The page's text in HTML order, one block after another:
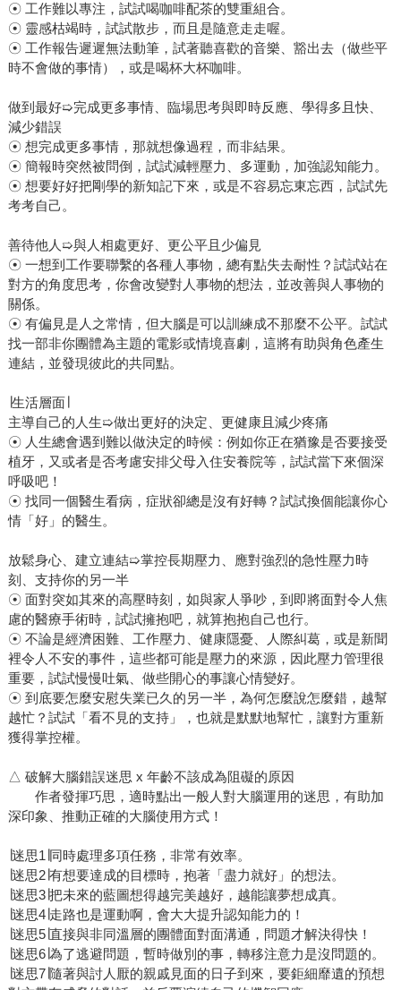
☉ 工作難以專注，試試喝咖啡配茶的雙重組合。
☉ 靈感枯竭時，試試散步，而且是隨意走走喔。
☉ 工作報告遲遲無法動筆，試著聽喜歡的音樂、豁出去（做些平
時不會做的事情），或是喝杯大杯咖啡。
做到最好➯完成更多事情、臨場思考與即時反應、學得多且快、
減少錯誤
☉ 想完成更多事情，那就想像過程，而非結果。
☉ 簡報時突然被問倒，試試減輕壓力、多運動，加強認知能力。
☉ 想要好好把剛學的新知記下來，或是不容易忘東忘西，試試先
考考自己。
善待他人➯與人相處更好、更公平且少偏見
☉ 一想到工作要聯繫的各種人事物，總有點失去耐性？試試站在
對方的角度思考，你會改變對人事物的想法，並改善與人事物的
關係。
☉ 有偏見是人之常情，但大腦是可以訓練成不那麼不公平。試試
找一部非你團體為主題的電影或情境喜劇，這將有助與角色產生
連結，並發現彼此的共同點。
∣生活層面∣
主導自己的人生➯做出更好的決定、更健康且減少疼痛
☉ 人生總會遇到難以做決定的時候：例如你正在猶豫是否要接受
植牙，又或者是否考慮安排父母入住安養院等，試試當下來個深
呼吸吧！
☉ 找同一個醫生看病，症狀卻總是沒有好轉？試試換個能讓你心
情「好」的醫生。
放鬆身心、建立連結➯掌控長期壓力、應對強烈的急性壓力時
刻、支持你的另一半
☉ 面對突如其來的高壓時刻，如與家人爭吵，到即將面對令人焦
慮的醫療手術時，試試擁抱吧，就算抱抱自己也行。
☉ 不論是經濟困難、工作壓力、健康隱憂、人際糾葛，或是新聞
裡令人不安的事件，這些都可能是壓力的來源，因此壓力管理很
重要，試試慢慢吐氣、做些開心的事讓心情變好。
☉ 到底要怎麼安慰失業已久的另一半，為何怎麼說怎麼錯，越幫
越忙？試試「看不見的支持」，也就是默默地幫忙，讓對方重新
獲得掌控權。
△ 破解大腦錯誤迷思 x 年齡不該成為阻礙的原因
作者發揮巧思，適時點出一般人對大腦運用的迷思，有助加
深印象、推動正確的大腦使用方式！
∣迷思1∣同時處理多項任務，非常有效率。
∣迷思2∣有想要達成的目標時，抱著「盡力就好」的想法。
∣迷思3∣把未來的藍圖想得越完美越好，越能讓夢想成真。
∣迷思4∣走路也是運動啊，會大大提升認知能力的！
∣迷思5∣直接與非同溫層的團體面對面溝通，問題才解決得快！
∣迷思6∣為了逃避問題，暫時做別的事，轉移注意力是沒問題的。
∣迷思7∣隨著與討人厭的親戚見面的日子到來，要鉅細靡遺的預想